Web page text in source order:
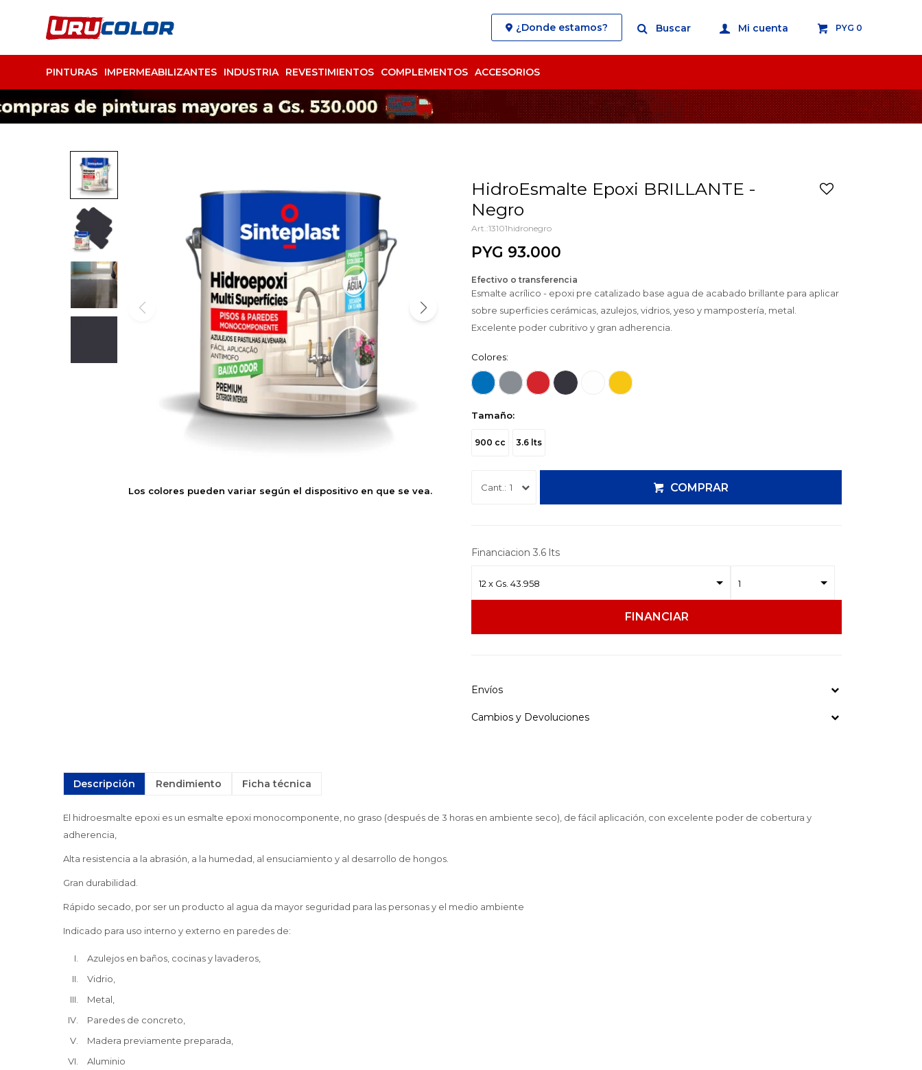
PINTURAS IMPERMEABILIZANTES INDUSTRIA REVESTIMIENTOS COMPLEMENTOS ACCESORIOS
PYG 0
¿Donde estamos?
Los colores pueden variar según el dispositivo en que se vea.
HidroEsmalte Epoxi BRILLANTE -
Negro
13101hidronegro
PYG 93.000
Efectivo o transferencia
Esmalte acrílico - epoxi pre catalizado base agua de acabado brillante para aplicar
sobre superficies cerámicas, azulejos, vidrios, yeso y mampostería, metal.
Excelente poder cubritivo y gran adherencia.
Colores:
Tamaño:
900 cc 3.6 lts
1 COMPRAR
Financiacion 3.6 lts
FINANCIAR
Envíos
Cambios y Devoluciones
Descripción
El hidroesmalte epoxi es un esmalte epoxi monocomponente, no graso (después de 3 horas en ambiente seco), de fácil aplicación, con excelente poder de cobertura y
adherencia,
Alta resistencia a la abrasión, a la humedad, al ensuciamiento y al desarrollo de hongos.
Gran durabilidad.
Rápido secado, por ser un producto al agua da mayor seguridad para las personas y el medio ambiente
Indicado para uso interno y externo en paredes de:
Azulejos en baños, cocinas y lavaderos,
Vidrio,
Metal,
Paredes de concreto,
Madera previamente preparada,
Aluminio
Rendimiento Ficha técnica